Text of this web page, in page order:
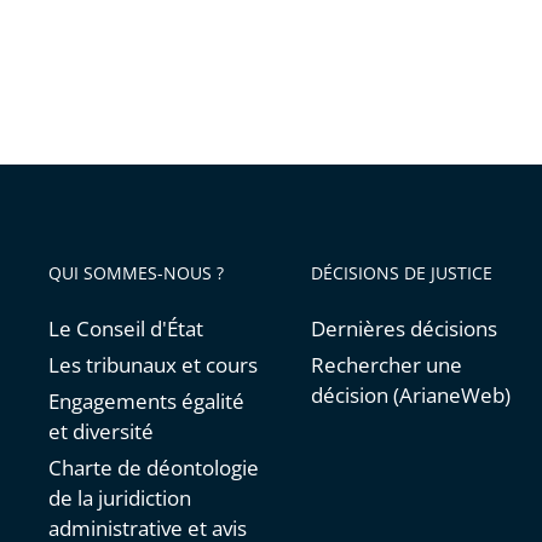
QUI SOMMES-NOUS ?
Le Conseil d'État
Les tribunaux et cours
Engagements égalité
et diversité
Charte de déontologie
de la juridiction
administrative et avis
DÉCISIONS DE JUSTICE
Dernières décisions
Rechercher une
décision (ArianeWeb)